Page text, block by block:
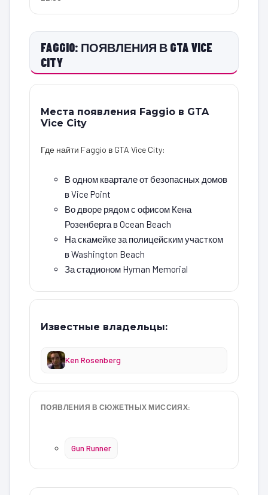
FAGGIO: ПОЯВЛЕНИЯ В GTA VICE
CITY
Места появления Faggio в GTA
Vice City
Где найти Faggio в GTA Vice City:
В одном квартале от безопасных домов
в Vice Point
Во дворе рядом с офисом Кена
Розенберга в Ocean Beach
На скамейке за полицейским участком
в Washington Beach
За стадионом Hyman Memorial
Известные владельцы:
Ken Rosenberg
ПОЯВЛЕНИЯ В СЮЖЕТНЫХ МИССИЯХ:
Gun Runner